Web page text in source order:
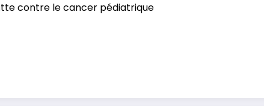
contre le cancer pédiatrique